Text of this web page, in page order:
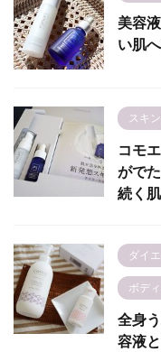
美容
い肌
スキ
コモ
がで
続く肌
ダイ
ボデ
全身
容液